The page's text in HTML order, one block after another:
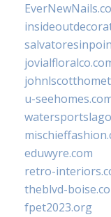
u-
eduwyre.com
retro-
theblvd-
fpet2023.org